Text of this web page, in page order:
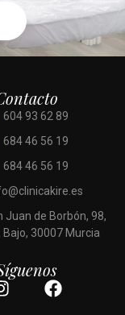
604 93 62 89
684 46 56 19
684 46 56 19
Juan de Borbón, 98,
Bajo, 30007 Murcia
I
F